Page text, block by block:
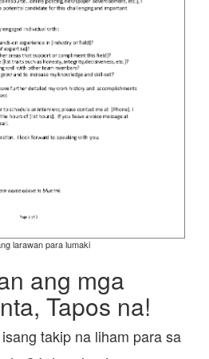
larawan para lumaki
ang mga
Tapos na!
takip na liham para sa